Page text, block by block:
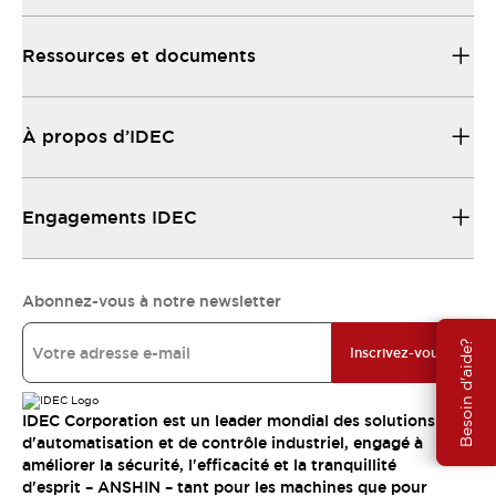
Besoin d'aide?
Ressources et documents
À propos d’IDEC
Engagements IDEC
Abonnez-vous à notre newsletter
Inscrivez-vous
IDEC Corporation est un leader mondial des solutions
d'automatisation et de contrôle industriel, engagé à
améliorer la sécurité, l'efficacité et la tranquillité
d'esprit – ANSHIN – tant pour les machines que pour